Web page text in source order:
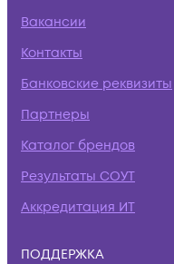
Вакансии
Контакты
Банковские реквизиты
Партнеры
Каталог брендов
Результаты СОУТ
Аккредитация ИТ
ПОДДЕРЖКА